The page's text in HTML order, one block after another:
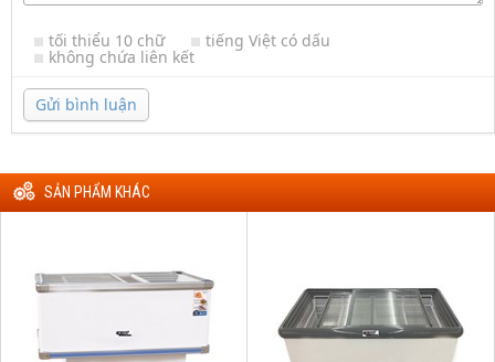
tối thiểu 10 chữ tiếng Việt có dấu
không chứa liên kết
Gửi bình luận
SẢN PHẨM KHÁC